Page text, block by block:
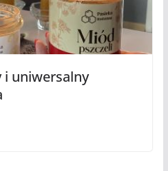
i uniwersalny